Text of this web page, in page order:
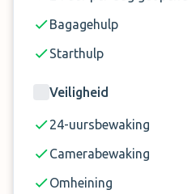
Bagagehulp
Starthulp
Veiligheid
24-uursbewaking
Camerabewaking
Omheining